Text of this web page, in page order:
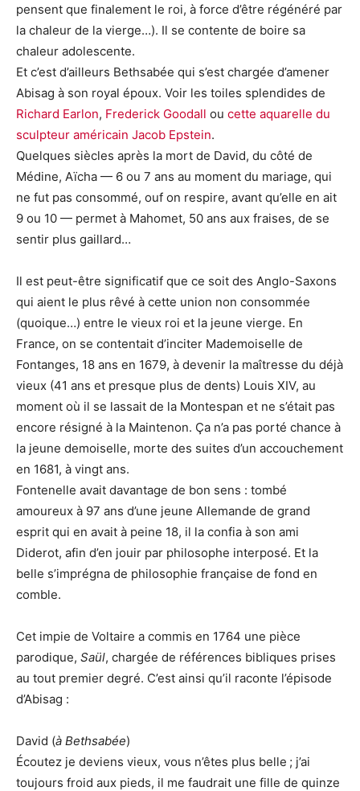
pensent que finalement le roi, à force d’être régénéré par
la chaleur de la vierge…). Il se contente de boire sa
chaleur adolescente.
Et c’est d’ailleurs Bethsabée qui s’est chargée d’amener
Abisag à son royal époux. Voir les toiles splendides de
Richard Earlon, Frederick Goodall ou cette aquarelle du
sculpteur américain Jacob Epstein.
Quelques siècles après la mort de David, du côté de
Médine, Aïcha — 6 ou 7 ans au moment du mariage, qui
ne fut pas consommé, ouf on respire, avant qu’elle en ait
9 ou 10 — permet à Mahomet, 50 ans aux fraises, de se
sentir plus gaillard…
Il est peut-être significatif que ce soit des Anglo-Saxons
qui aient le plus rêvé à cette union non consommée
(quoique…) entre le vieux roi et la jeune vierge. En
France, on se contentait d’inciter Mademoiselle de
Fontanges, 18 ans en 1679, à devenir la maîtresse du déjà
vieux (41 ans et presque plus de dents) Louis XIV, au
moment où il se lassait de la Montespan et ne s’était pas
encore résigné à la Maintenon. Ça n’a pas porté chance à
la jeune demoiselle, morte des suites d’un accouchement
en 1681, à vingt ans.
Fontenelle avait davantage de bon sens : tombé
amoureux à 97 ans d’une jeune Allemande de grand
esprit qui en avait à peine 18, il la confia à son ami
Diderot, afin d’en jouir par philosophe interposé. Et la
belle s’imprégna de philosophie française de fond en
comble.
Cet impie de Voltaire a commis en 1764 une pièce
parodique, Saül, chargée de références bibliques prises
au tout premier degré. C’est ainsi qu’il raconte l’épisode
d’Abisag :
David (à Bethsabée)
Écoutez je deviens vieux, vous n’êtes plus belle ; j’ai
toujours froid aux pieds, il me faudrait une fille de quinze